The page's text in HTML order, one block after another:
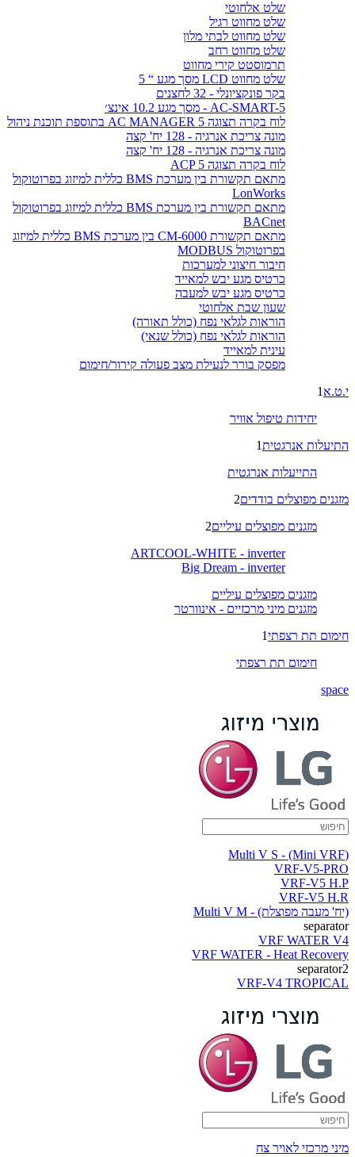
שלט אלחוטי
שלט מחווט רגיל
שלט מחווט לבתי מלון
שלט מחווט רחב
תרמוסטט קירי מחווט
שלט מחווט LCD מסך מגע “ 5
בקר פונקציונלי - 32 לחצנים
AC-SMART-5 - מסך מגע 10.2 אינצ׳
לוח בקרה תצוגה AC MANAGER 5 בתוספת תוכנת ניהול
מונה צריכת אנרגיה - 128 יח' קצה
מונה צריכת אנרגיה - 128 יח' קצה
לוח בקרה תצוגה ACP 5
מתאם תקשורת בין מערכת BMS כללית למיזוג בפרוטוקול
LonWorks
מתאם תקשורת בין מערכת BMS כללית למיזוג בפרוטוקול
BACnet
מתאם תקשורת CM-6000 בין מערכת BMS כללית למיזוג
בפרוטוקול MODBUS
חיבור חיצוני למערכות
כרטיס מגע יבש למאייד
כרטיס מגע יבש למעבה
שעון שבת אלחוטי
הוראות לגלאי נפח (כולל תאורה)
הוראות לגלאי נפח (כולל שנאי)
עינית למאייד
מפסק בורר לנעילת מצב פעולה קירור/חימום
י.ט.א 1
יחידות טיפול אוויר
התיעלות אנרגטית1
התייעלות אנרגטית
מזגנים מפוצלים בודדים2
מזגנים מפוצלים עיליים2
ARTCOOL-WHITE - inverter
Big Dream - inverter
מזגנים מפוצלים עיליים
מזגנים מיני מרכזיים - אינוורטר
חימום תת רצפתי1
חימום תת רצפתי
space
(Multi V S - (Mini VRF
VRF-V5-PRO
VRF-V5 H.P
VRF-V5 H.R
(יח' מעבה מפוצלת) - Multi V M
separator
VRF WATER V4
VRF WATER - Heat Recovery
separator2
VRF-V4 TROPICAL
מיני מרכזי לאויר צח